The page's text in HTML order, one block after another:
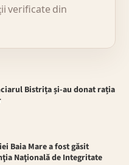
verificate din
Bistrița și-au donat rația
Baia Mare a fost găsit
Naţională de Integritate